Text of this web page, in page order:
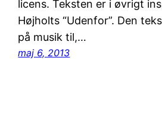
licens. Teksten er i øvrigt
Højholts “Udenfor”. Den
på musik til,…
maj 6, 2013